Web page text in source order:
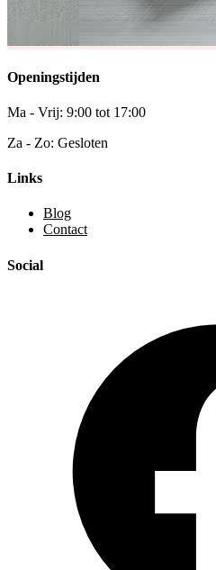
Openingstijden
Ma - Vrij: 9:00 tot 17:00
Za - Zo: Gesloten
Links
Blog
Contact
Social